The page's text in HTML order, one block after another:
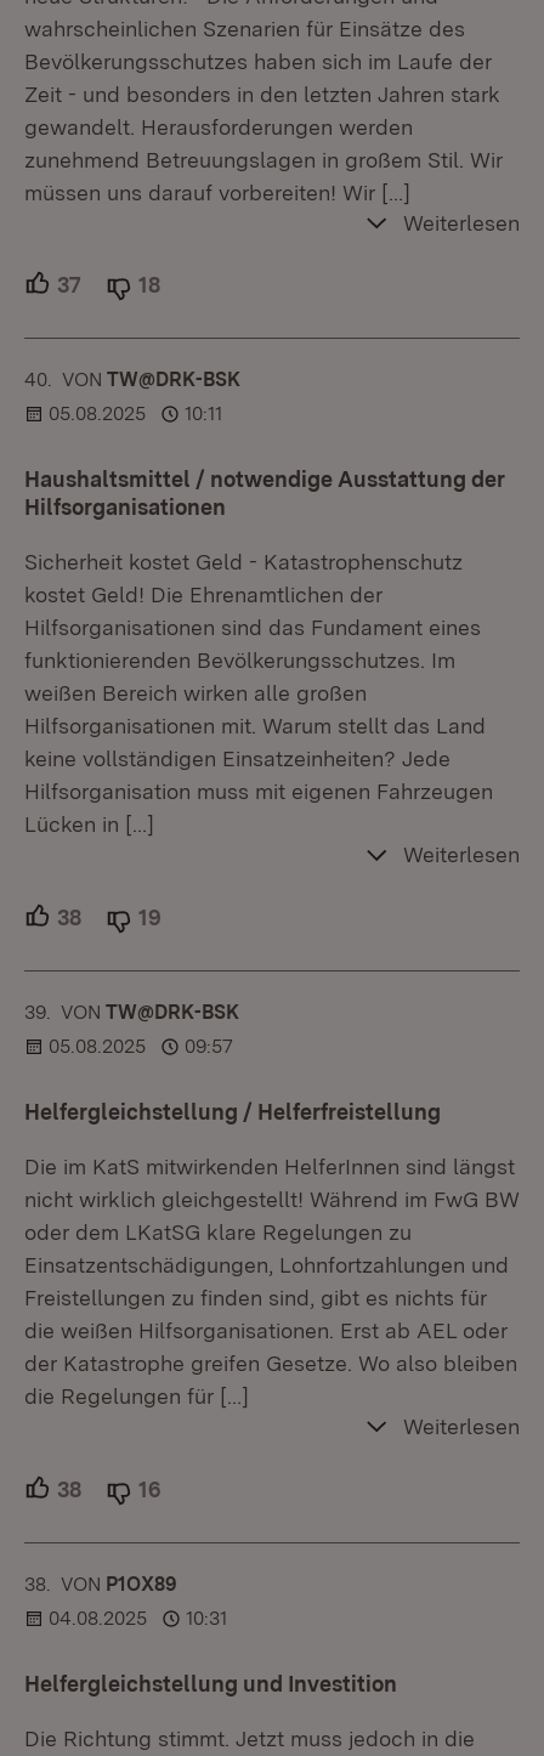
wahrscheinlichen Szenarien für Einsätze des
Bevölkerungsschutzes haben sich im Laufe der
Zeit - und besonders in den letzten Jahren stark
gewandelt. Herausforderungen werden
zunehmend Betreuungslagen in großem Stil. Wir
müssen uns darauf vorbereiten! Wir […]
Weiterlesen
37 Unterstützer.
18
40. KOMMENTAR
VON :TW@DRK-BSK
05.08.2025
10:11
Haushaltsmittel / notwendige Ausstattung der
Hilfsorganisationen
Sicherheit kostet Geld - Katastrophenschutz
kostet Geld! Die Ehrenamtlichen der
Hilfsorganisationen sind das Fundament eines
funktionierenden Bevölkerungsschutzes. Im
weißen Bereich wirken alle großen
Hilfsorganisationen mit. Warum stellt das Land
keine vollständigen Einsatzeinheiten? Jede
Hilfsorganisation muss mit eigenen Fahrzeugen
Lücken in […]
Weiterlesen
38 Unterstützer.
19
39. KOMMENTAR
VON :TW@DRK-BSK
05.08.2025
09:57
Helfergleichstellung / Helferfreistellung
Die im KatS mitwirkenden HelferInnen sind längst
nicht wirklich gleichgestellt! Während im FwG BW
oder dem LKatSG klare Regelungen zu
Einsatzentschädigungen, Lohnfortzahlungen und
Freistellungen zu finden sind, gibt es nichts für
die weißen Hilfsorganisationen. Erst ab AEL oder
der Katastrophe greifen Gesetze. Wo also bleiben
die Regelungen für […]
Weiterlesen
38 Unterstützer.
16
38. KOMMENTAR
VON :P1OX89
04.08.2025
10:31
Helfergleichstellung und Investition
Die Richtung stimmt. Jetzt muss jedoch in die